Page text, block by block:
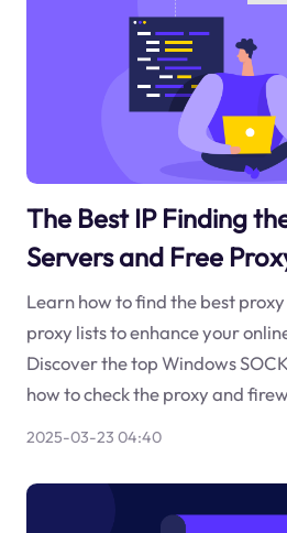
The Best IP Finding
Servers and Free
Learn how to find the best
proxy lists to enhance your
Discover the top Windows
how to check the proxy and
2025-03-23 04:40